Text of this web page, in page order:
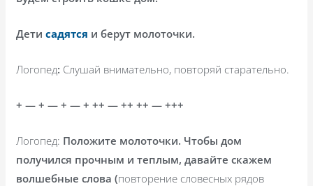
Детисадятся и берут молоточки.
Логопед: Слушай внимательно, повторяй старательно.
+ — + — + — + ++ — ++ ++ — +++
Логопед: Положите молоточки. Чтобы дом
получился прочным и теплым, давайте скажем
волшебные слова (повторение словесных рядов